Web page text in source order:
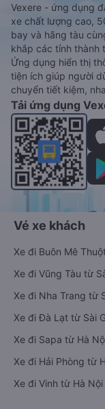
Vexere - ứng dụng
xe chất lượng cao,
bay và hãng tàu
khắp các tỉnh thành
Ứng dụng hiển thị
tiện ích giúp người
chuyển tiết kiệm,
Tải ứng dụng
Vé xe khách
Xe đi Buôn Mê
Xe đi Vũng Tàu từ
Xe đi Nha Trang từ
Xe đi Đà Lạt từ Sài
Xe đi Sapa từ Hà
Xe đi Hải Phòng từ
Xe đi Vinh từ Hà Nội